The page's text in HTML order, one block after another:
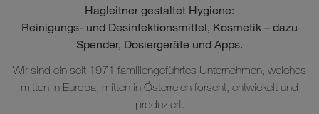
Hagleitner gestaltet Hygiene:
Reinigungs- und Desinfektionsmittel, Kosmetik – dazu
Spender, Dosiergeräte und Apps.
Wir sind ein seit 1971 familiengeführtes Unternehmen, welches
mitten in Europa, mitten in Österreich forscht, entwickelt und
produziert.